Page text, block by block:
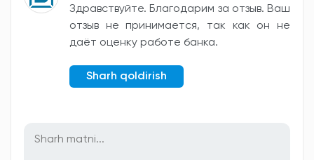
Здравствуйте. Благодарим за отзыв. Ваш
отзыв не принимается, так как он не
даёт оценку работе банка.
Sharh qoldirish